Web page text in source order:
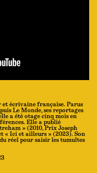
et écrivaine française. Parus
Le Monde, ses reportages
a été otage cinq mois en
Elle a publié
» (2010, Prix Joseph
« Ici et ailleurs » (2023). Son
réel pour saisir les tumultes